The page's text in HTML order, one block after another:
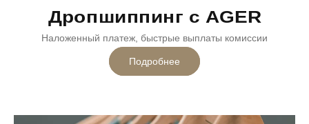
Дропшиппинг с AGER
Наложенный платеж, быстрые выплаты комиссии
Подробнее